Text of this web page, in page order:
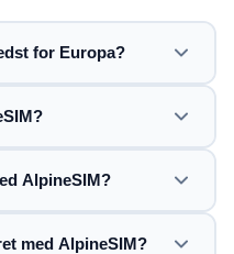
for Europa?
AlpineSIM?
med AlpineSIM?